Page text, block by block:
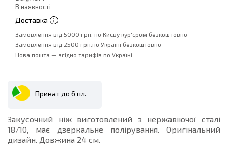
В наявності
Доставка
Замовлення від 5000 грн. по Києву кур'єром безкоштовно
Замовлення від 2500 грн.по Україні безкоштовно
Нова пошта — згідно тарифів по Україні
Приват до 6 пл.
Закусочний ніж виготовлений з нержавіючої сталі
18/10, має дзеркальне полірування. Оригінальний
дизайн. Довжина 24 см.